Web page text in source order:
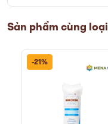
Sản phẩm cùng loại
-21%